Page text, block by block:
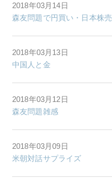
2018年03月14日
森友問題で円買い・日本株
2018年03月13日
中国人と金
2018年03月12日
森友問題雑感
2018年03月09日
米朝対話サプライズ